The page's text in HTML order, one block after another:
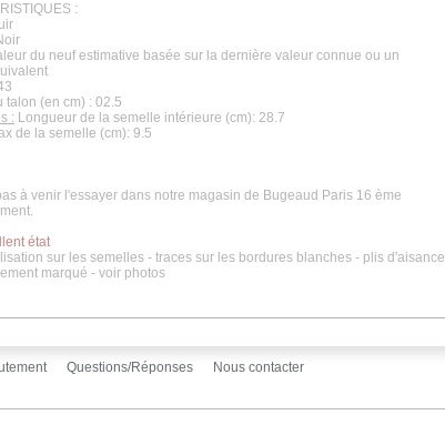
:
du neuf estimative basée sur la dernière valeur connue ou un
talon (en cm) : 02.5
: Longueur de la semelle intérieure (cm): 28.7
de la semelle (cm): 9.5
à venir l'essayer dans notre magasin de Bugeaud Paris 16 ème
état
sur les semelles - traces sur les bordures blanches - plis d'aisance
marqué - voir photos
Questions/Réponses Nous contacter